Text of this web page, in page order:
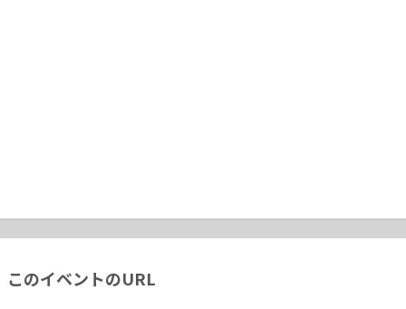
このイベントのURL